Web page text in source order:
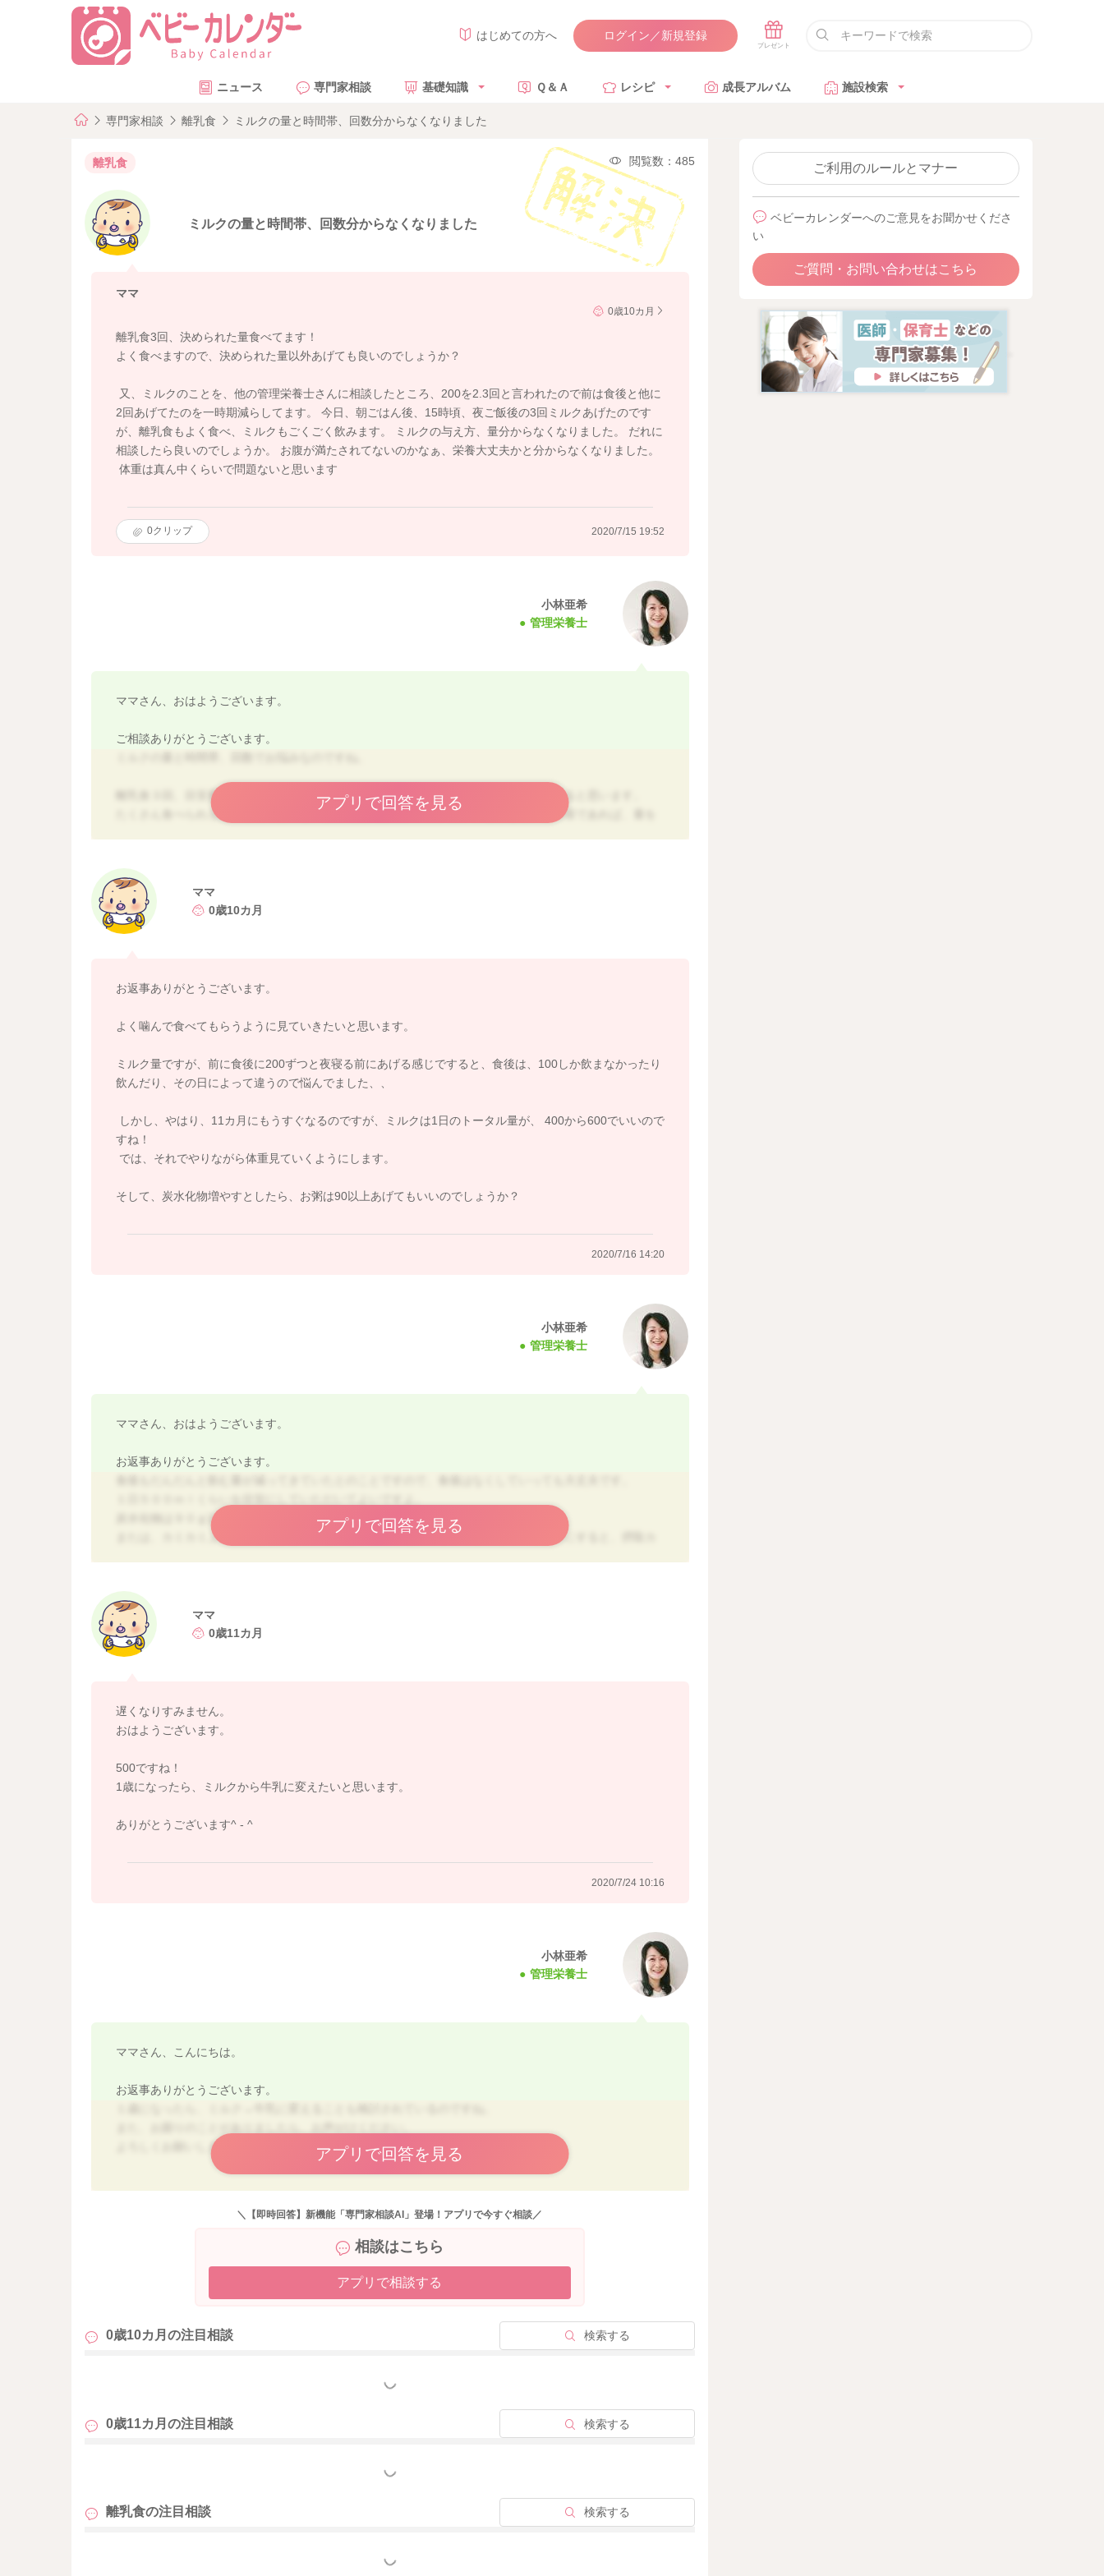
はじめての方へ ログイン／新規登録
ニュース 専門家相談 基礎知識 Ｑ＆Ａ レシピ 成長アルバム 施設検索
専門家相談 離乳食 ミルクの量と時間帯、回数分からなくなりました
離乳食 閲覧数：485
ミルクの量と時間帯、回数分からなくなりました
ママ
0歳10カ月
離乳食3回、決められた量食べてます！
よく食べますので、決められた量以外あげても良いのでしょうか？
又、ミルクのことを、他の管理栄養士さんに相談したところ、200を2.3回と言われたので前は食後と他に
2回あげてたのを一時期減らしてます。 今日、朝ごはん後、15時頃、夜ご飯後の3回ミルクあげたのです
が、離乳食もよく食べ、ミルクもごくごく飲みます。 ミルクの与え方、量分からなくなりました。 だれに
相談したら良いのでしょうか。 お腹が満たされてないのかなぁ、栄養大丈夫かと分からなくなりました。
体重は真ん中くらいで問題ないと思います
0クリップ 2020/7/15 19:52
小林亜希
管理栄養士
ママさん、おはようございます。
ご相談ありがとうございます。
離乳食３回、目安量食べられているお子さんとのこと、とても順調に進めていらっしゃると思います。
たくさん食べられるお子さんであれば、炭水化物（お粥、パン、麺、いも類など）と野菜であれば、量を
ので、こちらだけ気をつけてみてくださいね。
本題にうつります。
お住まいの地域の管理栄養士さんとお話する機会があったのでしょうか？２００ｍｌを２～３回／日にす
ただいていても問題ないかと思いますよ。
イミング、夜寝る前などで２～３回ミルクの時間をとっていただいてもよいです。
体重は真ん中くらいで問題ないとのこと安心できますね。今後の進め方としては、３食でとれる栄養の割
合を増やしていく形になります。今までより、２～３回に変えたことでミルクの摂取量が減っているとの
栄養が足りているかは、２００ｍｌを２～３回／日にしてから、２週間くらい様子をみていただいて、体
重をはかります。１０～１５ｇ／日の増加がこの時期の目安になりますので、１４０～２００ｇ増加して
いれば足りていると判断できますよ。
ね。
アプリで回答を見る
ママ
0歳10カ月
お返事ありがとうございます。
よく噛んで食べてもらうように見ていきたいと思います。
ミルク量ですが、前に食後に200ずつと夜寝る前にあげる感じですると、食後は、100しか飲まなかったり
飲んだり、その日によって違うので悩んでました、、
しかし、やはり、11カ月にもうすぐなるのですが、ミルクは1日のトータル量が、 400から600でいいので
すね！
では、それでやりながら体重見ていくようにします。
そして、炭水化物増やすとしたら、お粥は90以上あげてもいいのでしょうか？
2020/7/16 14:20
小林亜希
管理栄養士
ママさん、おはようございます。
お返事ありがとうございます。
炭水化物は９０ｇ以上でも大丈夫です。
または、カミカミ上手にできているのであれば、水分量を減らして同じ量を食べるようにすると、摂取カ
アプリで回答を見る
ママ
0歳11カ月
遅くなりすみません。
おはようございます。
500ですね！
1歳になったら、ミルクから牛乳に変えたいと思います。
ありがとうございます^ - ^
2020/7/24 10:16
小林亜希
管理栄養士
ママさん、こんにちは。
お返事ありがとうございます。
よろしくお願いします。
アプリで回答を見る
＼【即時回答】新機能「専門家相談AI」登場！アプリで今すぐ相談／
相談はこちら
アプリで相談する
0歳10カ月の注目相談 検索する
もっと見る
0歳11カ月の注目相談 検索する
もっと見る
離乳食の注目相談 検索する
もっと見る
ご利用のルールとマナー
ベビーカレンダーへのご意見をお聞かせくださ
い
ご質問・お問い合わせはこちら